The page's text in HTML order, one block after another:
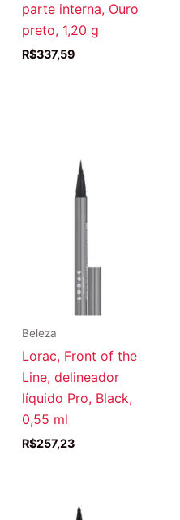
parte interna, Ouro
preto, 1,20 g
R$337,59
Beleza
Lorac, Front of the
Line, delineador
líquido Pro, Black,
0,55 ml
R$257,23